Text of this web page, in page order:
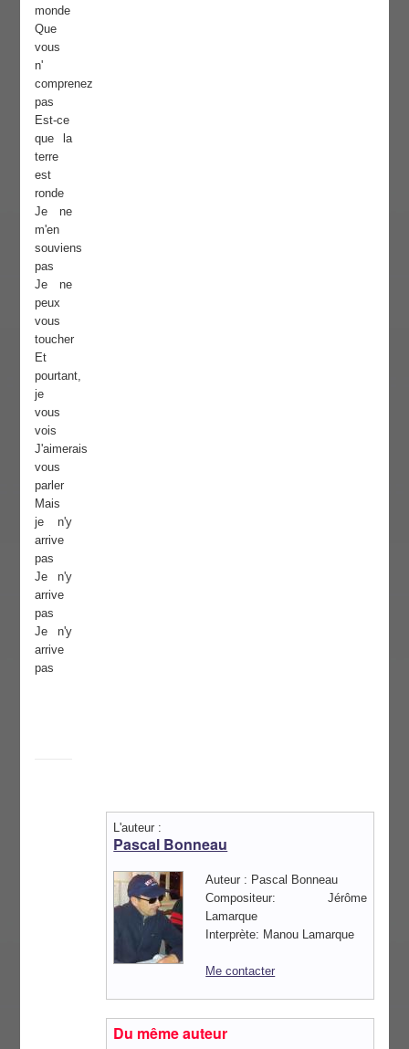
monde
Que
vous
n'
comprenez
pas
Est-ce
que la
terre
est
ronde
Je ne
m'en
souviens
pas
Je ne
peux
vous
toucher
Et
pourtant,
je
vous
vois
J'aimerais
vous
parler
Mais
je n'y
arrive
pas
Je n'y
arrive
pas
Je n'y
arrive
pas
L'auteur :
Pascal Bonneau
Auteur : Pascal Bonneau
Compositeur: Jérôme
Lamarque
Interprète: Manou Lamarque
Me contacter
Du même auteur